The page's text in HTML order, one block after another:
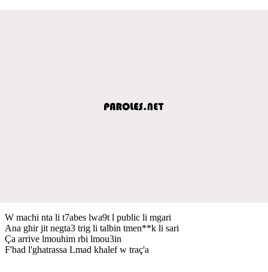
W machi nta li t7abes lwa9t l public li mgari
Ana ghir jit negta3 trig li talbin tmen**k li sari
Ça arrive lmouhim rbi lmou3in
F'had l'ghatrassa Lmad khalef w traç'a